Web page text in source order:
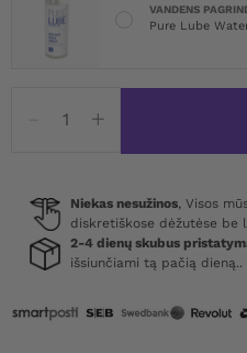
VANDENS
Pure Lube
kiekis:
Extra
Thick
Water-
Lubricant
Niekas nesužinos, Visos
diskretiškose dėžutėse be
2-4 dienų skubus
išsiunčiami tą pačią dieną..